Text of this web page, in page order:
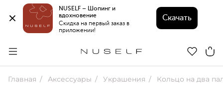
NUSELF – Шопинг и
вдохновение
Скидка на первый заказ в
приложении!
Скачать
Главная Аксессуары Украшения Кольцо на два